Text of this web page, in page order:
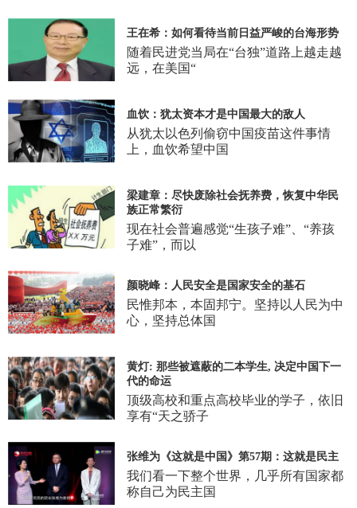
王在希：如何看待当前日益严峻的台海形势
随着民进党当局在“台独”道路上越走越
远，在美国“
血饮：犹太资本才是中国最大的敌人
从犹太以色列偷窃中国疫苗这件事情
上，血饮希望中国
梁建章：尽快废除社会抚养费，恢复中华民
族正常繁衍
现在社会普遍感觉“生孩子难”、“养孩
子难”，而以
颜晓峰：人民安全是国家安全的基石
民惟邦本，本固邦宁。坚持以人民为中
心，坚持总体国
黄灯: 那些被遮蔽的二本学生, 决定中国下一
代的命运
顶级高校和重点高校毕业的学子，依旧
享有“天之骄子
张维为《这就是中国》第57期：这就是民主
我们看一下整个世界，几乎所有国家都
称自己为民主国